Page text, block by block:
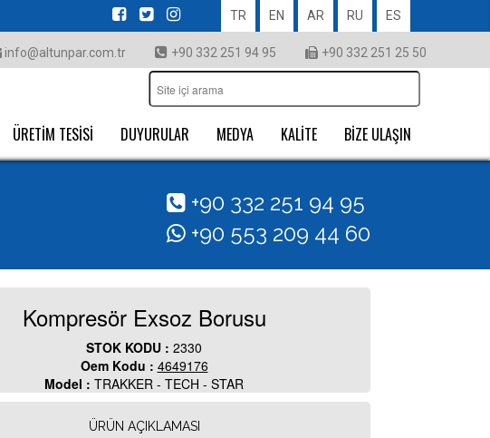
TR EN AR RU ES
info@altunpar.com.tr +90 332 251 94 95 +90 332 251 25 50
ÜRETİM TESİSİ DUYURULAR MEDYA KALİTE BİZE ULAŞIN
+90 332 251 94 95
+90 553 209 44 60
Kompresör Exsoz Borusu
STOK KODU : 2330
Oem Kodu : 4649176
Model : TRAKKER - TECH - STAR
ÜRÜN AÇIKLAMASI